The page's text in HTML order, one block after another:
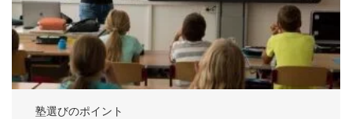
塾選びのポイント